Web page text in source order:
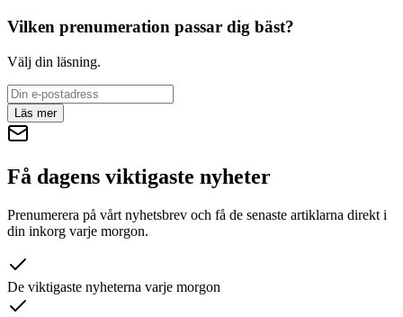
Vilken prenumeration passar dig bäst?
Välj din läsning.
Läs mer
Få dagens viktigaste nyheter
Prenumerera på vårt nyhetsbrev och få de senaste artiklarna direkt i
din inkorg varje morgon.
De viktigaste nyheterna varje morgon